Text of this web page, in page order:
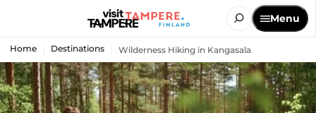
Menu
Home Destinations Wilderness Hiking in Kangasala